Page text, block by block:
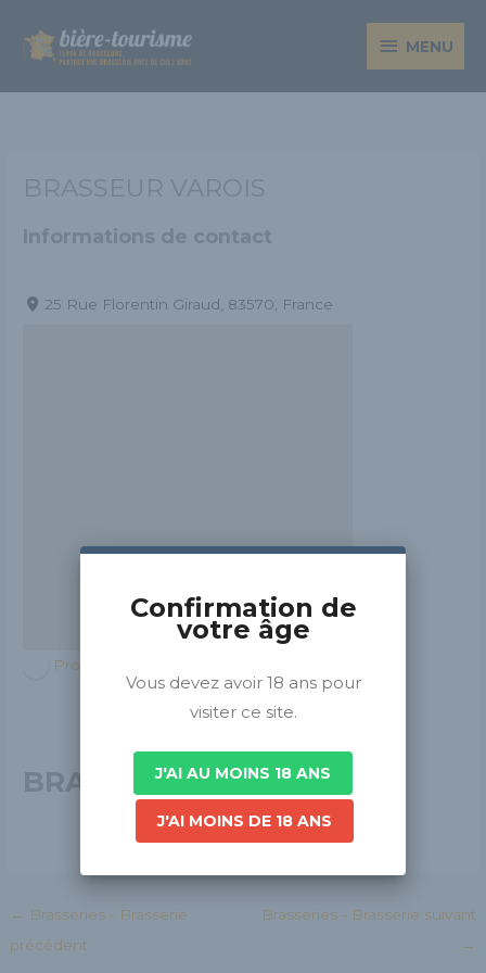
contenu
MENU
MENU
BRASSEUR VAROIS
Informations de contact
25 Rue Florentin Giraud, 83570, France
Provence-Alpes-Côte d'Azur
BRASSEUR VAROIS
← Brasseries - Brasserie
précédent
Brasseries - Brasserie suivant
→
Confirmation de
votre âge
Vous devez avoir 18 ans pour
visiter ce site.
J'AI AU MOINS 18 ANS
J'AI MOINS DE 18 ANS